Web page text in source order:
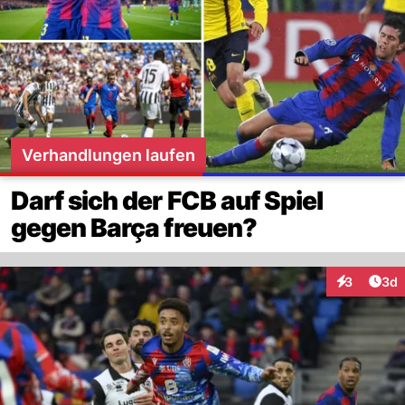
Verhandlungen laufen
Darf sich der FCB auf Spiel
gegen Barça freuen?
3 3d